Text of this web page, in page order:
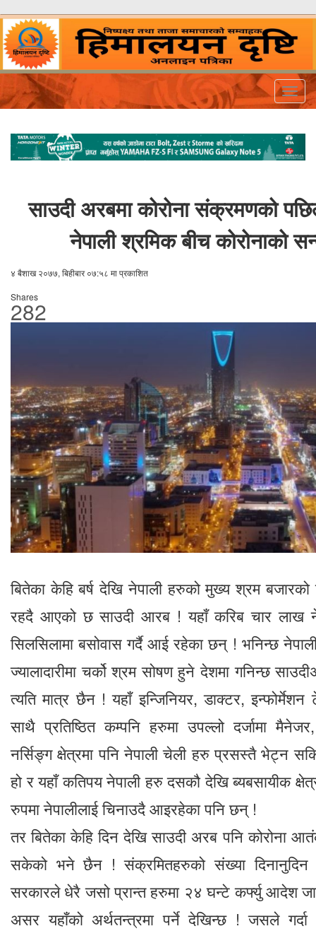
साउदी अरबमा कोरोना संक्रमणको
नेपाली श्रमिक बीच कोरोनाको
४ बैशाख २०७७, बिहीबार ०७:५८ मा प्रकाशित
Shares
282
बितेका केहि बर्ष देखि नेपाली हरुको मुख्य श्रम बजारको
रहदै आएको छ साउदी आरब ! यहाँ करिब चार लाख
सिलसिलामा बसोवास गर्दै आई रहेका छन् ! भनिन्छ
ज्यालादारीमा चर्को श्रम सोषण हुने देशमा गनिन्छ
त्यति मात्र छैन ! यहाँ इन्जिनियर, डाक्टर,
साथै प्रतिष्ठित कम्पनि हरुमा उपल्लो दर्जामा
नर्सिङ्ग क्षेत्रमा पनि नेपाली चेली हरु प्रसस्तै भेट्न
हो र यहाँ कतिपय नेपाली हरु दसकौ देखि ब्यबसायीक
रुपमा नेपालीलाई चिनाउदै आइरहेका पनि छन् !
तर बितेका केहि दिन देखि साउदी अरब पनि कोरोना
सकेको भने छैन ! संक्रमितहरुको संख्या दिनानुदिन
सरकारले धेरै जसो प्रान्त हरुमा २४ घन्टे कर्फ्यु आदेश
असर यहाँको अर्थतन्त्रमा पर्ने देखिन्छ ! जसले